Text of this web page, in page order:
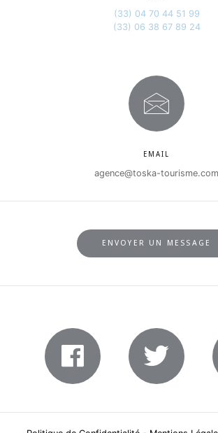
(33) 04 70 44 51 99
(33) 06 38 67 89 24
EMAIL
agence@toska-tourisme.com
ENVOYER UN MESSAGE